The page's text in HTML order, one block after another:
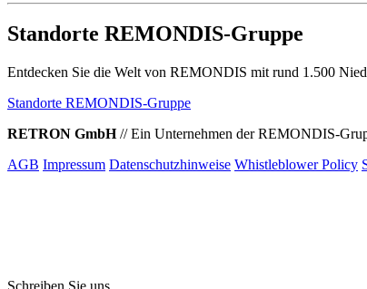
Standorte REMONDIS-Gruppe
Entdecken Sie die Welt von REMONDIS mit rund 1.500
Standorte REMONDIS-Gruppe
RETRON GmbH//Ein Unternehmen der REMONDIS-
AGB Impressum Datenschutzhinweise Whistleblower Policy